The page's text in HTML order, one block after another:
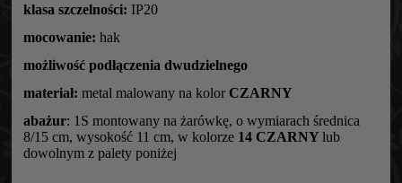
klasa szczelności: IP20
mocowanie: hak
możliwość podłączenia dwudzielnego
materiał: metal malowany na kolor CZARNY
abażur: 1S montowany na żarówkę, o wymiarach średnica
8/15 cm, wysokość 11 cm, w kolorze 14 CZARNY lub
dowolnym z palety poniżej